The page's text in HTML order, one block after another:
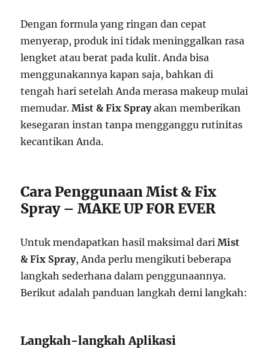
Dengan formula yang ringan dan cepat
menyerap, produk ini tidak meninggalkan rasa
lengket atau berat pada kulit. Anda bisa
menggunakannya kapan saja, bahkan di
tengah hari setelah Anda merasa makeup mulai
memudar.Mist & Fix Sprayakan memberikan
kesegaran instan tanpa mengganggu rutinitas
kecantikan Anda.
Cara Penggunaan Mist & Fix
Spray – MAKE UP FOR EVER
Untuk mendapatkan hasil maksimal dariMist
& Fix Spray, Anda perlu mengikuti beberapa
langkah sederhana dalam penggunaannya.
Berikut adalah panduan langkah demi langkah:
Langkah-langkah Aplikasi